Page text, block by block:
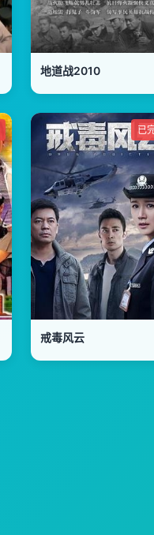
地道战2010
已
戒毒风云